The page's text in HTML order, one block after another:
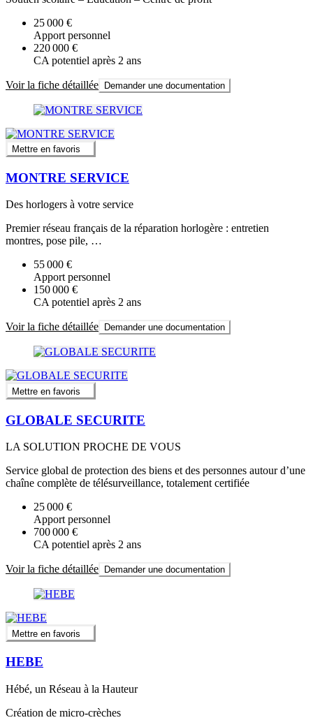
25 000 €
Apport personnel
220 000 €
CA potentiel après 2 ans
Voir la fiche détaillée Demander une documentation
Mettre en favoris
MONTRE SERVICE
Des horlogers à votre service
Premier réseau français de la réparation horlogère : entretien
montres, pose pile, …
55 000 €
Apport personnel
150 000 €
CA potentiel après 2 ans
Voir la fiche détaillée Demander une documentation
Mettre en favoris
GLOBALE SECURITE
LA SOLUTION PROCHE DE VOUS
Service global de protection des biens et des personnes autour d’une
chaîne complète de télésurveillance, totalement certifiée
25 000 €
Apport personnel
700 000 €
CA potentiel après 2 ans
Voir la fiche détaillée Demander une documentation
Mettre en favoris
HEBE
Hébé, un Réseau à la Hauteur
Création de micro-crèches